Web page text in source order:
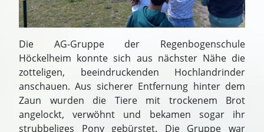
Die AG-Gruppe der Regenbogenschule
Höckelheim konnte sich aus nächster Nähe die
zotteligen, beeindruckenden Hochlandrinder
anschauen. Aus sicherer Entfernung hinter dem
Zaun wurden die Tiere mit trockenem Brot
angelockt, verwöhnt und bekamen sogar ihr
strubbeliges Pony gebürstet. Die Gruppe war